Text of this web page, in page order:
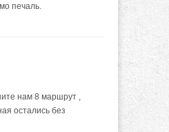
печаль.
нам 8 маршрут ,
остались без